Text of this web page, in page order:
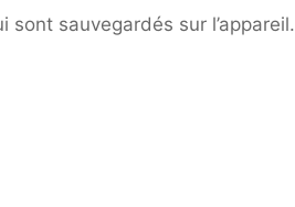
sauvegardés sur l’appareil.